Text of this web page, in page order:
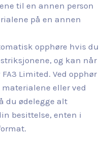
til en annen person
på en annen
opphøre hvis du
og kan når
Limited. Ved opphør
eller ved
du ødelegge alt
besittelse, enten i